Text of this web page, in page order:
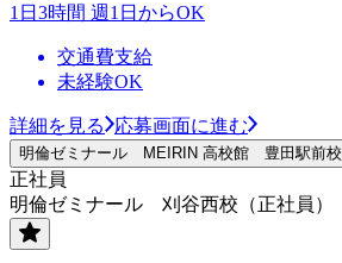
1日3時間 週1日からOK
交通費支給
未経験OK
詳細を見る 応募画面に進む
明倫ゼミナール MEIRIN 高校館 豊田駅前校
正社員
明倫ゼミナール 刈谷西校（正社員）